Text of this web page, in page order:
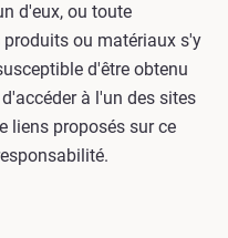
d'eux, ou toute
ou matériaux s'y
d'être obtenu
à l'un des sites
liens proposés sur ce